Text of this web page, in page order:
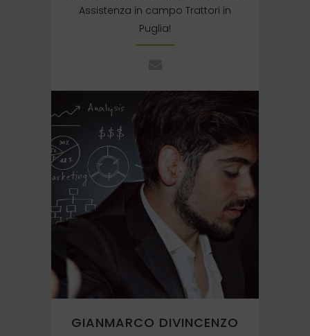
Assistenza in campo Trattori in
Puglia!
GIANMARCO DIVINCENZO